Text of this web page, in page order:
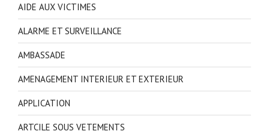
AIDE AUX VICTIMES
ALARME ET SURVEILLANCE
AMBASSADE
AMENAGEMENT INTERIEUR ET EXTERIEUR
APPLICATION
ARTCILE SOUS VETEMENTS